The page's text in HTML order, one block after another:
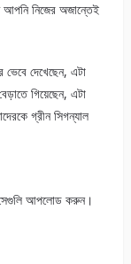
আপনি নিজের অজান্তেই
দেখেছেন, এটা
গিয়েছেন, এটা
গ্রীন সিগন্যাল
সেগুলি আপলোড করুন।